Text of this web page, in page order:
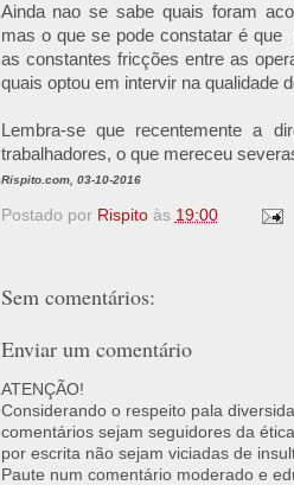
Ainda nao se sabe quais foram
mas o que se pode constatar é
as constantes fricções entre as
quais optou em intervir na qualidade
Lembra-se que recentemente a
trabalhadores, o que mereceu
Rispito.com, 03-10-2016
Postado por Rispito às 19:00
Sem comentários:
Enviar um comentário
ATENÇÃO!
Considerando o respeito pala
comentários sejam seguidores da
por escrita não sejam viciadas de
Paute num comentário moderado e